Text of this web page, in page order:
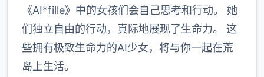
《AI*fille》中的女孩们会自己思考和行动。 她
们独立自由的行动，真际地展现了生命力。 这
些拥有极致生命力的AI少女，将与你一起在荒
岛上生活。